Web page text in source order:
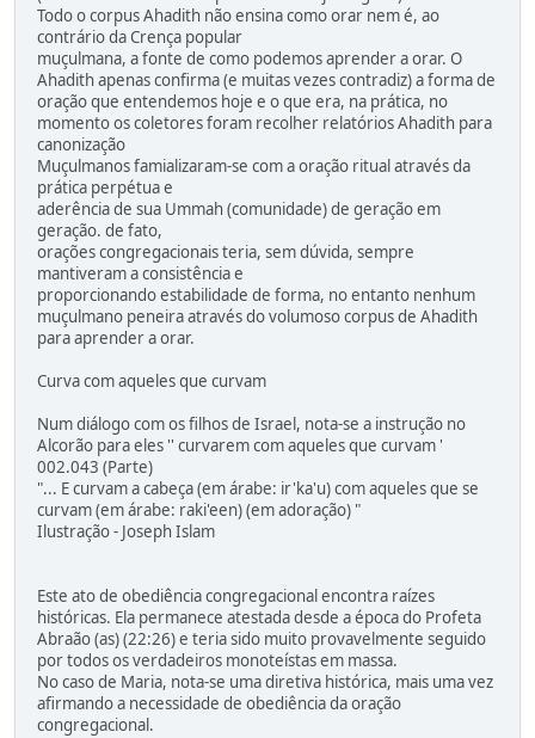
Todo o corpus Ahadith não ensina como orar nem é, ao
contrário da Crença popular
muçulmana, a fonte de como podemos aprender a orar. O
Ahadith apenas confirma (e muitas vezes contradiz) a forma de
oração que entendemos hoje e o que era, na prática, no
momento os coletores foram recolher relatórios Ahadith para
canonização
Muçulmanos famializaram-se com a oração ritual através da
prática perpétua e
aderência de sua Ummah (comunidade) de geração em
geração. de fato,
orações congregacionais teria, sem dúvida, sempre
mantiveram a consistência e
proporcionando estabilidade de forma, no entanto nenhum
muçulmano peneira através do volumoso corpus de Ahadith
para aprender a orar.
Curva com aqueles que curvam
Num diálogo com os filhos de Israel, nota-se a instrução no
Alcorão para eles '' curvarem com aqueles que curvam '
002.043 (Parte)
"... E curvam a cabeça (em árabe: ir'ka'u) com aqueles que se
curvam (em árabe: raki'een) (em adoração) "
Ilustração - Joseph Islam
Este ato de obediência congregacional encontra raízes
históricas. Ela permanece atestada desde a época do Profeta
Abraão (as) (22:26) e teria sido muito provavelmente seguido
por todos os verdadeiros monoteístas em massa.
No caso de Maria, nota-se uma diretiva histórica, mais uma vez
afirmando a necessidade de obediência da oração
congregacional.